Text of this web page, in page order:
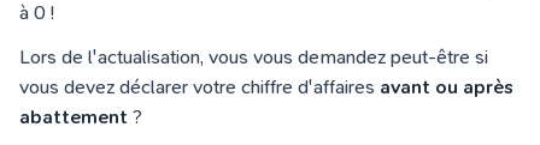
à 0 !
Lors de l'actualisation, vous vous demandez peut-être si
vous devez déclarer votre chiffre d'affaires avant ou après
abattement ?